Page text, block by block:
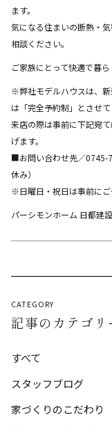
ます。
気になる住まいの断熱・
相談ください。
ご家族にとって快適で暮
※弊社モデルハウスは、
は「完全予約制」とさせて
来店の際は事前に下記宛
げます。
■お問い合わせ先／0745-
休み）
※日曜日・祝日は事前にご
パーシモンホーム 日都建設
CATEGORY
記事のカテゴリ
すべて
スタッフブログ
家づくりのこだわり